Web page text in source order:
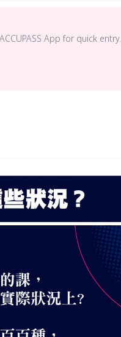
App for quick entry.